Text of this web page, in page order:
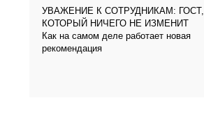
УВАЖЕНИЕ К СОТРУДНИКАМ: ГОСТ,
КОТОРЫЙ НИЧЕГО НЕ ИЗМЕНИТ
Как на самом деле работает новая
рекомендация